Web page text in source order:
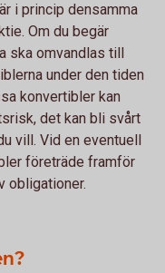
i princip densamma
Om du begär
ska omvandlas till
under den tiden
konvertibler kan
det kan bli svårt
vill. Vid en eventuell
företräde framför
obligationer.